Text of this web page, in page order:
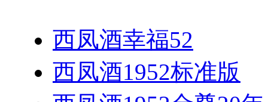
西凤酒幸福52
西凤酒1952标准版